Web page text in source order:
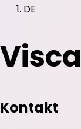
DE
Kontakt